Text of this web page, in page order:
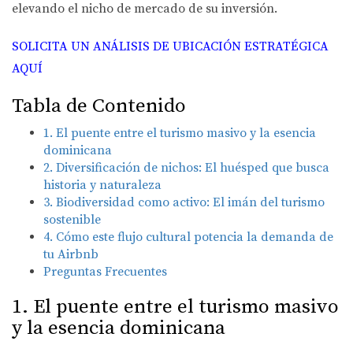
elevando el nicho de mercado de su inversión.
SOLICITA UN ANÁLISIS DE UBICACIÓN ESTRATÉGICA
AQUÍ
Tabla de Contenido
1. El puente entre el turismo masivo y la esencia
dominicana
2. Diversificación de nichos: El huésped que busca
historia y naturaleza
3. Biodiversidad como activo: El imán del turismo
sostenible
4. Cómo este flujo cultural potencia la demanda de
tu Airbnb
Preguntas Frecuentes
1. El puente entre el turismo masivo
y la esencia dominicana